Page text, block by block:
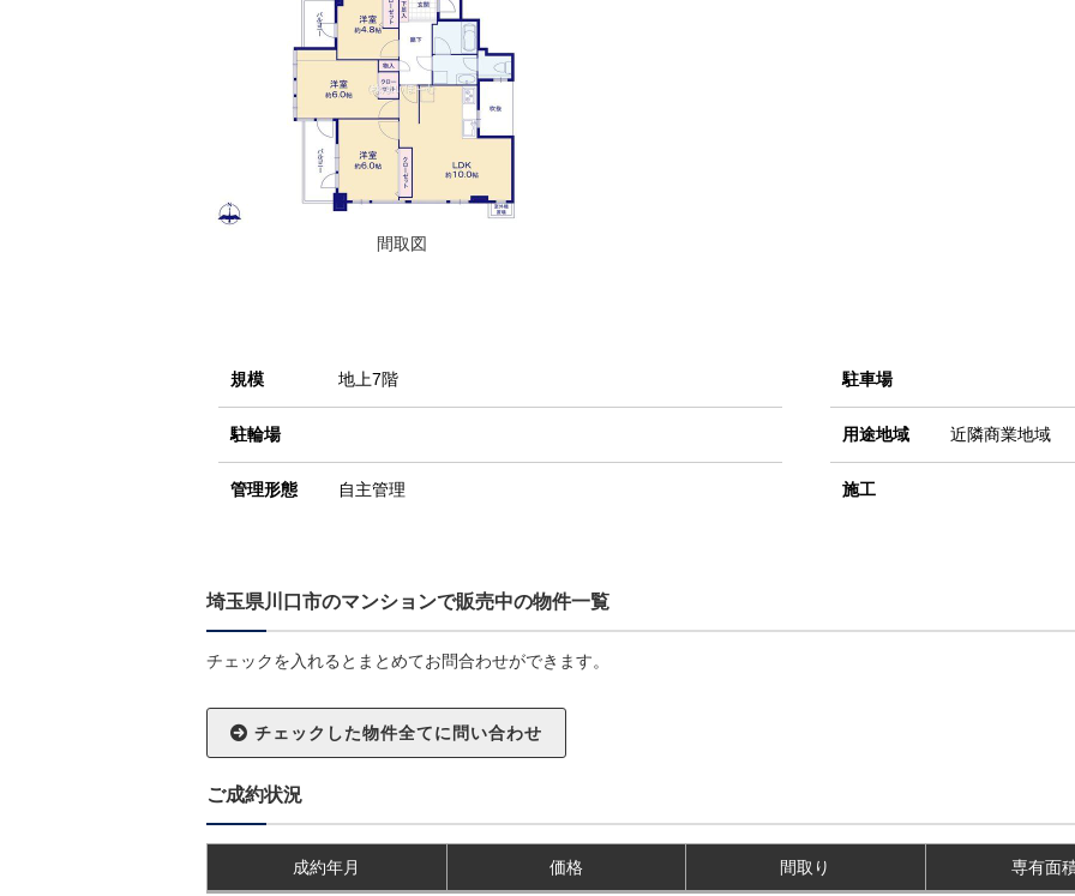
間取図
規模 地上7階
駐輪場
管理形態 自主管理
駐車場
用途地域 近隣商業地域
施工
埼玉県川口市のマンションで販売中の物件一覧
チェックを入れるとまとめてお問合わせができます。
ご成約状況
成約年月 価格 間取り 専有面